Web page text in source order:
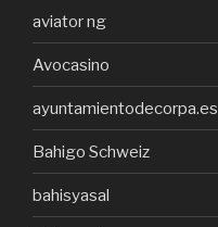
aviator ng
Avocasino
ayuntamientodecorpa.es
Bahigo Schweiz
bahisyasal